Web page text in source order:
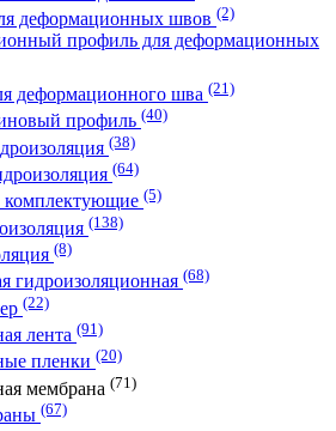
деформационных швов (2)
профиль для деформационных
деформационного шва (21)
профиль (40)
(38)
(64)
(5)
(138)
(8)
гидроизоляционная (68)
(22)
лента (91)
пленки (20)
мембрана (71)
(67)